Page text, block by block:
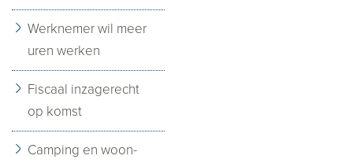
Werknemer wil meer
uren werken
Fiscaal inzagerecht
op komst
Camping en woon-